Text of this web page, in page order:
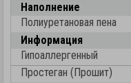
Наполнение
Полиуретановая пена
Информация
Гипоаллергенный
Простеган (Прошит)